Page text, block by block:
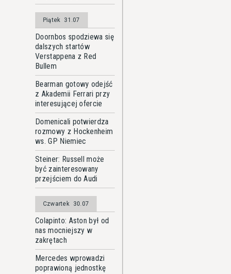
Piątek 31.07
Doornbos spodziewa się
dalszych startów
Verstappena z Red
Bullem
Bearman gotowy odejść
z Akademii Ferrari przy
interesującej ofercie
Domenicali potwierdza
rozmowy z Hockenheim
ws. GP Niemiec
Steiner: Russell może
być zainteresowany
przejściem do Audi
Czwartek 30.07
Colapinto: Aston był od
nas mocniejszy w
zakrętach
Mercedes wprowadzi
poprawioną jednostkę